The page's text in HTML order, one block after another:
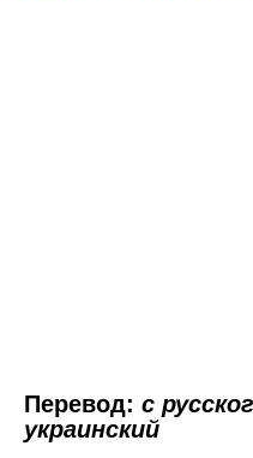
Перевод: с
украинский